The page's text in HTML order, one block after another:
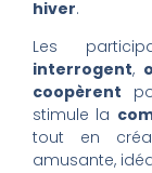
hiver.
Les
interrogent,
coopèrent
stimule la
tout en
amusante,